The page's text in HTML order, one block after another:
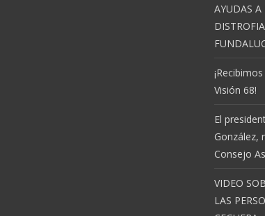
AYUDAS A
Visión 68!
El
González,
Consejo
VIDEO
LAS